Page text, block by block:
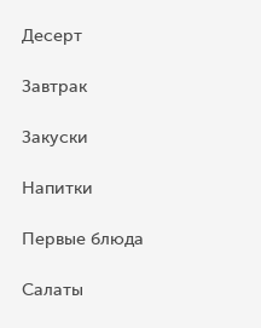
Десерт
Завтрак
Закуски
Напитки
Первые блюда
Салаты